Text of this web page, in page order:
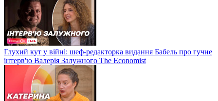
Глухий кут у війні: шеф-редакторка видання Бабель про гучне
інтерв'ю Валерія Залужного The Economist